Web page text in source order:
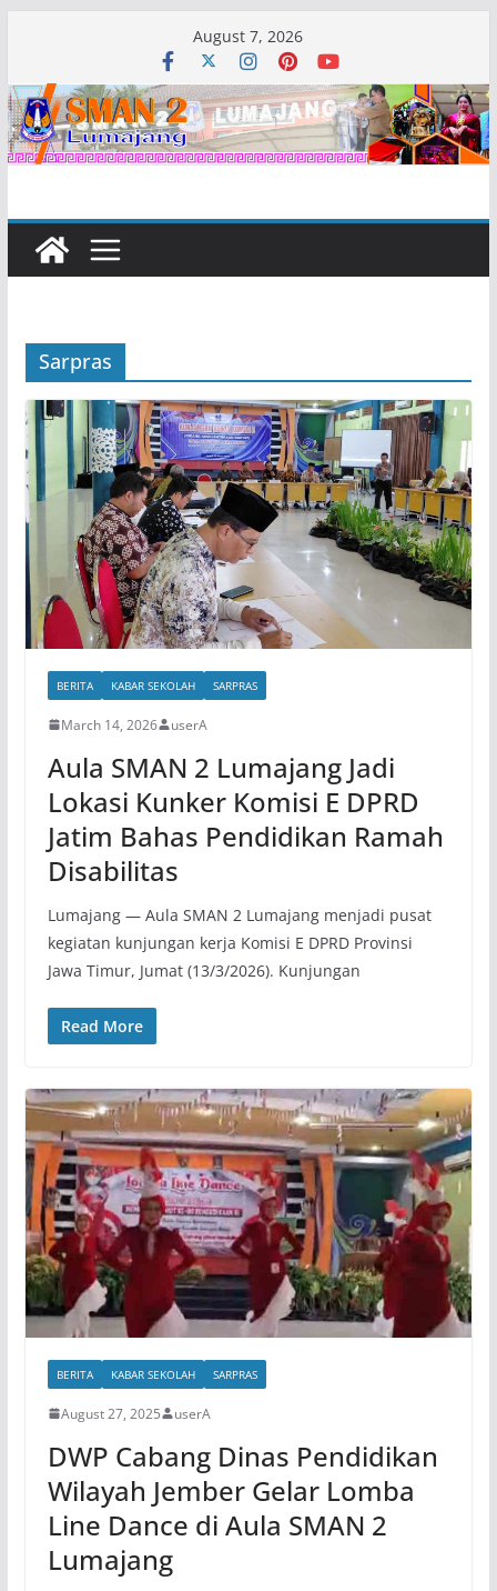
content
August 7, 2026
Sarpras
BERITA KABAR SEKOLAH SARPRAS
March 14, 2026 userA
Aula SMAN 2 Lumajang Jadi
Lokasi Kunker Komisi E DPRD
Jatim Bahas Pendidikan Ramah
Disabilitas
Lumajang — Aula SMAN 2 Lumajang menjadi pusat
kegiatan kunjungan kerja Komisi E DPRD Provinsi
Jawa Timur, Jumat (13/3/2026). Kunjungan
Read More
BERITA KABAR SEKOLAH SARPRAS
August 27, 2025 userA
DWP Cabang Dinas Pendidikan
Wilayah Jember Gelar Lomba
Line Dance di Aula SMAN 2
Lumajang